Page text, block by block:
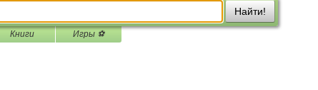
Найти!
Книги Игры ⚽